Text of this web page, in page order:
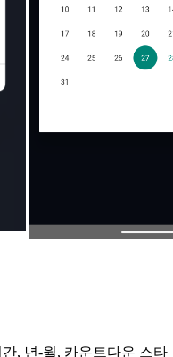
, 년-월, 카운트다운 스타